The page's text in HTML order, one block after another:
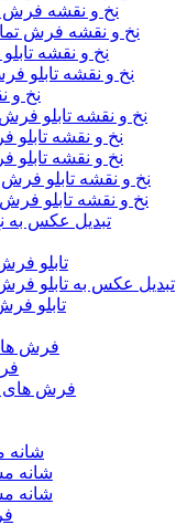
نخ و نقشه فرش
نخ و نقشه فرش
نخ و نقشه
نخ و نقشه تابلو
نخ و
نخ و نقشه تابلو
نخ و نقشه تابلو
نخ و نقشه
نخ و نقشه تابلو
نخ و نقشه تابلو
تبدیل عکس به
تابلو
تبدیل عکس به تابلو
تابلو
فرش
فرش های
700
1200
1500